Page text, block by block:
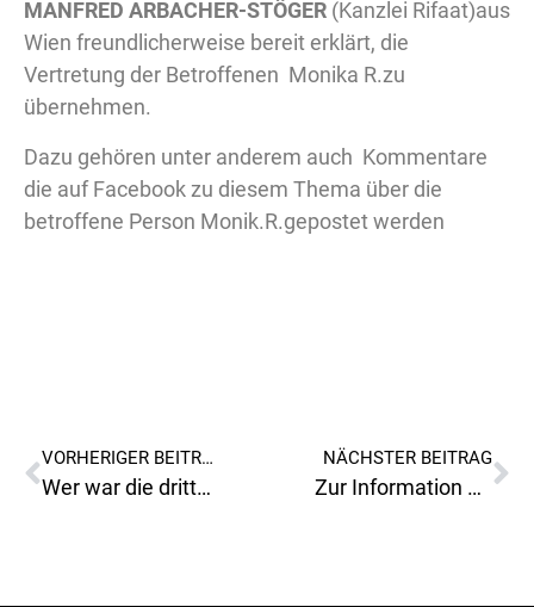
MANFRED ARBACHER-STÖGER (Kanzlei Rifaat)aus
Wien freundlicherweise bereit erklärt, die
Vertretung der Betroffenen Monika R.zu
übernehmen.
Dazu gehören unter anderem auch Kommentare
die auf Facebook zu diesem Thema über die
betroffene Person Monik.R.gepostet werden
VORHERIGER BEITRAG
Wer war die dritte Person auf dem Video?
NÄCHSTER BEITRAG
Zur Information heute ein Beitrag in Österreich am Sonntag!